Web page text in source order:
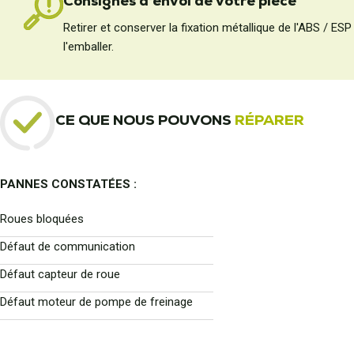
Retirer et conserver la fixation métallique de l'ABS /
l'emballer.
CE QUE NOUS POUVONS RÉPARER
PANNES CONSTATÉES :
Roues bloquées
Défaut de communication
Défaut capteur de roue
Défaut moteur de pompe de freinage